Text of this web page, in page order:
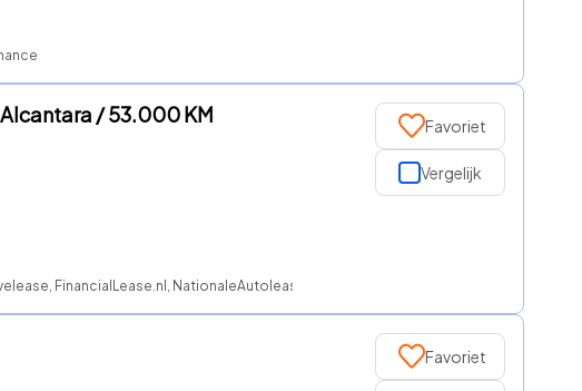
Alcantara / 53.000 KM
FinancialLease.nl, NationaleAutolease, Regeljelease, ROS finance
Favoriet
Vergelijk
Favoriet